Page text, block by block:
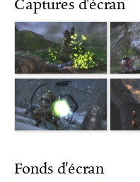
Captures d'écran
Fonds d'écran